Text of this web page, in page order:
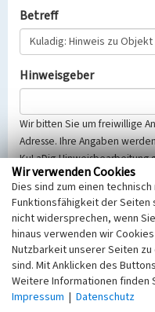
Betreff
Hinweisgeber
Wir bitten Sie um freiwillige
Adresse. Ihre Angaben
KuLaDig-
Selbstverständlich werden
Telemediengesetzes, des
dem 25.05.2018 gültigen
(EU-DSGVO) vertraulich
Hinweise zumDatenschutz
Nachricht
Wir verwenden Cookies
Dies sind zum einen
Funktionsfähigkeit der Seiten
nicht widersprechen, wenn
hinaus verwenden wir
Nutzbarkeit unserer Seiten
sind. Mit Anklicken des
Weitere Informationen finden
Impressum | Datenschutz